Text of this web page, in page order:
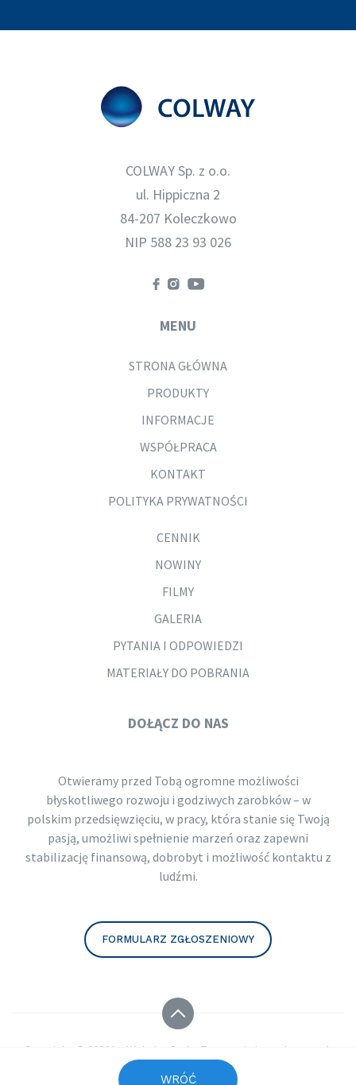
WRÓĆ
COLWAY Sp. z o.o.
ul. Hippiczna 2
84-207 Koleczkowo
NIP 588 23 93 026
MENU
STRONA GŁÓWNA
PRODUKTY
INFORMACJE
WSPÓŁPRACA
KONTAKT
POLITYKA PRYWATNOŚCI
CENNIK
NOWINY
FILMY
GALERIA
PYTANIA I ODPOWIEDZI
MATERIAŁY DO POBRANIA
DOŁĄCZ DO NAS
Otwieramy przed Tobą ogromne możliwości
błyskotliwego rozwoju i godziwych zarobków – w
polskim przedsięwzięciu, w pracy, która stanie się Twoją
pasją, umożliwi spełnienie marzeń oraz zapewni
stabilizację finansową, dobrobyt i możliwość kontaktu z
ludźmi.
FORMULARZ ZGŁOSZENIOWY
Copyright © 2026 by
Website Style. Tworzenie interaktywnych
stron www.